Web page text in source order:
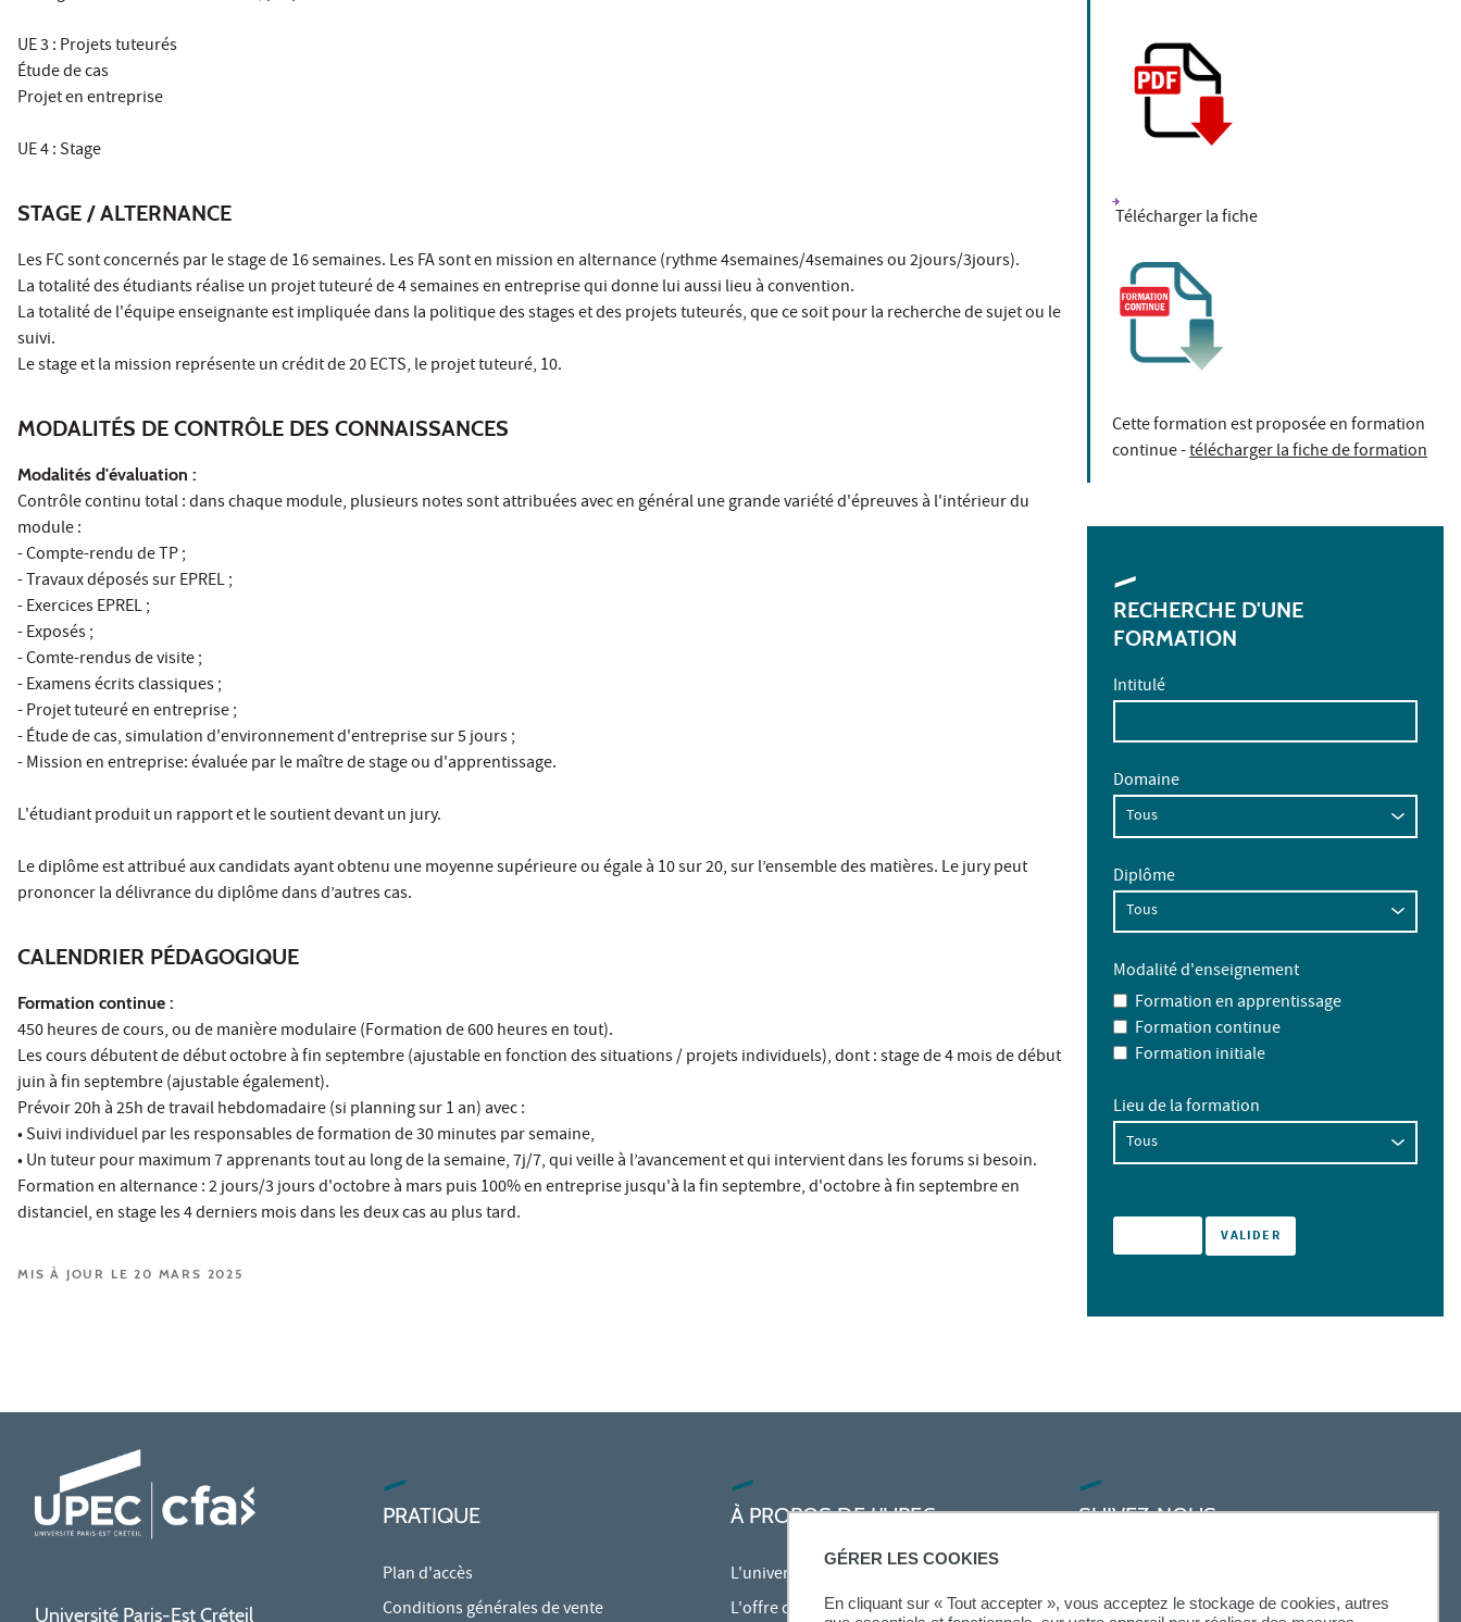
GÉRER LES COOKIES
En cliquant sur « Tout accepter », vous acceptez le stockage de cookies, autres
UE 3 : Projets tuteurés
Étude de cas
Projet en entreprise
UE 4 : Stage
STAGE / ALTERNANCE
Les FC sont concernés par le stage de 16 semaines. Les FA sont en mission en alternance (rythme 4semaines/4semaines ou 2jours/3jours).
La totalité des étudiants réalise un projet tuteuré de 4 semaines en entreprise qui donne lui aussi lieu à convention.
La totalité de l'équipe enseignante est impliquée dans la politique des stages et des projets tuteurés, que ce soit pour la recherche de sujet ou le
suivi.
Le stage et la mission représente un crédit de 20 ECTS, le projet tuteuré, 10.
MODALITÉS DE CONTRÔLE DES CONNAISSANCES
Modalités d'évaluation :
Contrôle continu total : dans chaque module, plusieurs notes sont attribuées avec en général une grande variété d'épreuves à l'intérieur du
module :
- Compte-rendu de TP ;
- Travaux déposés sur EPREL ;
- Exercices EPREL ;
- Exposés ;
- Comte-rendus de visite ;
- Examens écrits classiques ;
- Projet tuteuré en entreprise ;
- Étude de cas, simulation d'environnement d'entreprise sur 5 jours ;
- Mission en entreprise: évaluée par le maître de stage ou d'apprentissage.
L'étudiant produit un rapport et le soutient devant un jury.
Le diplôme est attribué aux candidats ayant obtenu une moyenne supérieure ou égale à 10 sur 20, sur l’ensemble des matières. Le jury peut
prononcer la délivrance du diplôme dans d’autres cas.
CALENDRIER PÉDAGOGIQUE
Formation continue :
450 heures de cours, ou de manière modulaire (Formation de 600 heures en tout).
Les cours débutent de début octobre à fin septembre (ajustable en fonction des situations / projets individuels), dont : stage de 4 mois de début
juin à fin septembre (ajustable également).
Prévoir 20h à 25h de travail hebdomadaire (si planning sur 1 an) avec :
• Suivi individuel par les responsables de formation de 30 minutes par semaine,
• Un tuteur pour maximum 7 apprenants tout au long de la semaine, 7j/7, qui veille à l’avancement et qui intervient dans les forums si besoin.
Formation en alternance : 2 jours/3 jours d'octobre à mars puis 100% en entreprise jusqu'à la fin septembre, d'octobre à fin septembre en
distanciel, en stage les 4 derniers mois dans les deux cas au plus tard.
MIS À JOUR LE 20 MARS 2025
Télécharger la fiche
Cette formation est proposée en formation
continue -télécharger la fiche de formation
RECHERCHE D'UNE
FORMATION
Intitulé
Domaine
Diplôme
Modalité d'enseignement
Formation en apprentissage
Formation continue
Formation initiale
Lieu de la formation
Université Paris-Est Créteil
PRATIQUE
Plan d'accès
Conditions générales de vente
À PROPOS DE L'UPEC
L'université
L'offre de formation
SUIVEZ-NOUS